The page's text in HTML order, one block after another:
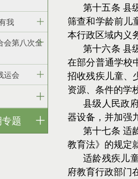
我
会第八次全
运会
题
第十五条 县
筛查和学龄前儿
本行政区域内义
第十六条 县
在部分普通学校
招收残疾儿童、
资源、条件的学
县级人民政
器设备，并加强
第十七条 适
教育法》的规定
适龄残疾儿
府教育行政部门